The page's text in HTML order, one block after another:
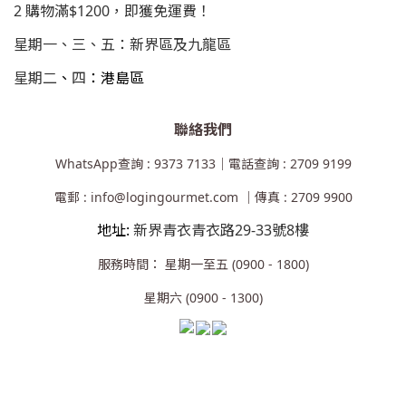
2 購物滿$1200，即獲免運費！
星期一、三、五：新界區及九龍區
星期二 、 四 ：港島區
聯絡我們
WhatsApp查詢 : 9373 7133｜電話查詢 : 2709 9199
電郵 : info@logingourmet.com ｜傳真 : 2709 9900
地址: 新界青衣青衣路29-33號8樓
服務時間： 星期一至五 (0900 - 1800)
星期六 (0900 - 1300)